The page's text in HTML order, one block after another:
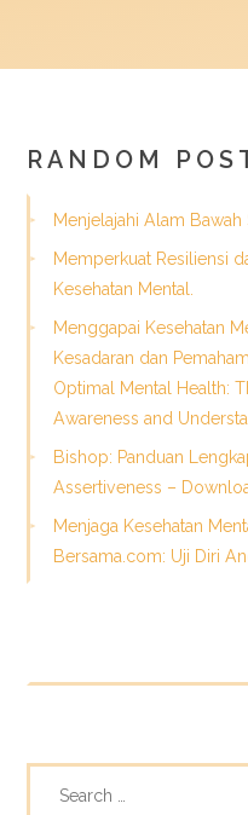
RANDOM
Menjelajahi Alam Bawah
Memperkuat Resiliensi
Kesehatan Mental.
Menggapai Kesehatan
Kesadaran dan
Optimal Mental Health:
Awareness and
Bishop: Panduan
Assertiveness –
Menjaga Kesehatan
Bersama.com: Uji Diri